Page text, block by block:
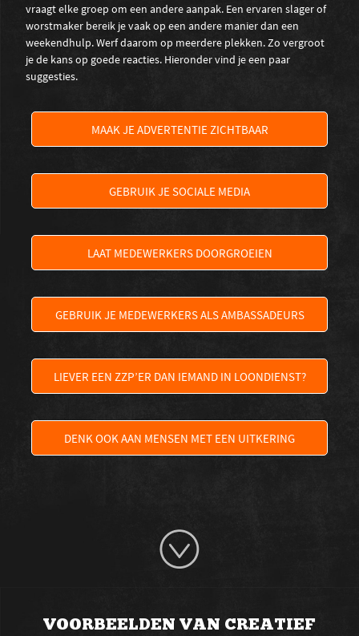
vraagt elke groep om een andere aanpak. Een ervaren slager of
worstmaker bereik je vaak op een andere manier dan een
weekendhulp. Werf daarom op meerdere plekken. Zo vergroot
je de kans op goede reacties. Hieronder vind je een paar
suggesties.
MAAK JE ADVERTENTIE ZICHTBAAR
GEBRUIK JE SOCIALE MEDIA
LAAT MEDEWERKERS DOORGROEIEN
GEBRUIK JE MEDEWERKERS ALS AMBASSADEURS
LIEVER EEN ZZP’ER DAN IEMAND IN LOONDIENST?
DENK OOK AAN MENSEN MET EEN UITKERING
VOORBEELDEN VAN CREATIEF